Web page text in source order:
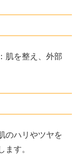
：肌を整え、外部
のハリやツヤを
ます。